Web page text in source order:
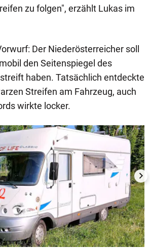
zu folgen", erzählt Lukas im
Der Niederösterreicher soll
den Seitenspiegel des
haben. Tatsächlich entdeckte
Streifen am Fahrzeug, auch
wirkte locker.